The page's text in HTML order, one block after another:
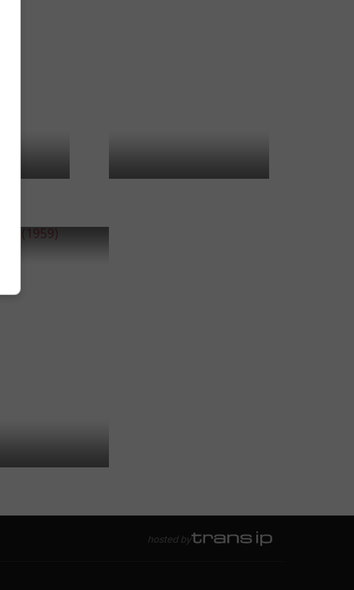
hosted by